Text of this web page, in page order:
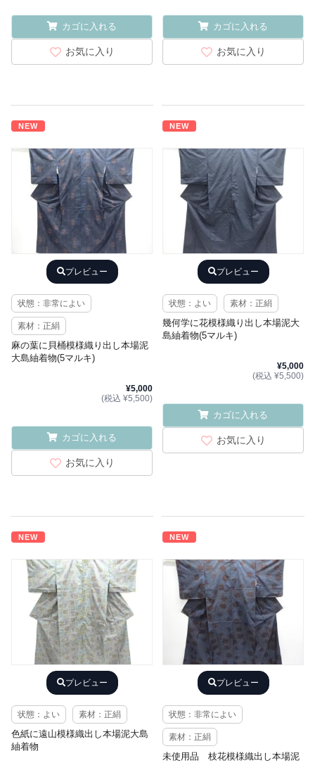
カゴに入れる
お気に入り
カゴに入れる
お気に入り
NEW
プレビュー
状態：非常によい
素材：正絹
麻の葉に貝桶模様織り出し本場泥
大島紬着物(5マルキ)
¥5,000
(税込 ¥5,500)
カゴに入れる
お気に入り
NEW
プレビュー
状態：よい 素材：正絹
幾何学に花模様織り出し本場泥大
島紬着物(5マルキ)
¥5,000
(税込 ¥5,500)
カゴに入れる
お気に入り
NEW
プレビュー
状態：よい 素材：正絹
色紙に遠山模様織出し本場泥大島
紬着物
NEW
プレビュー
状態：非常によい
素材：正絹
未使用品 枝花模様織出し本場泥